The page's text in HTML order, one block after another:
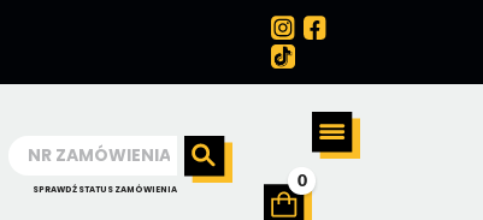
SPRAWDŹ STATUS ZAMÓWIENIA 0